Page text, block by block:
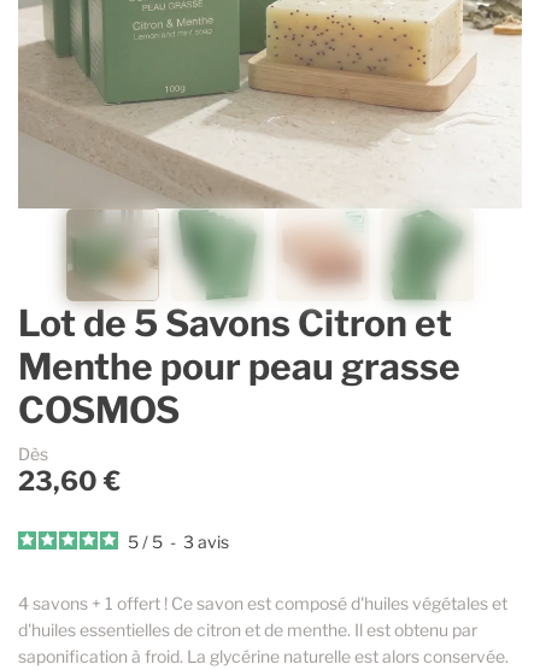
Lavande Aspic
Gaulthérie
Immortelle
Parfums d’ambiance
Savons et cosmétique
Ingrédients cosmétiques
Accessoires
Contenants vides & accessoires
Accessoires pour dosages et mélanges
Sélection Estivale
Guides & Conseils
Espace Pro
Lot de 5 Savons Citron et
Menthe pour peau grasse
COSMOS
Dès
23,60 €
5/ 5 - 3 avis
4 savons + 1 offert ! Ce savon est composé d'huiles végétales et
d'huiles essentielles de citron et de menthe. Il est obtenu par
saponification à froid. La glycérine naturelle est alors conservée.